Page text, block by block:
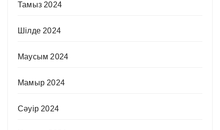
Тамыз 2024
Шілде 2024
Маусым 2024
Мамыр 2024
Сәуір 2024